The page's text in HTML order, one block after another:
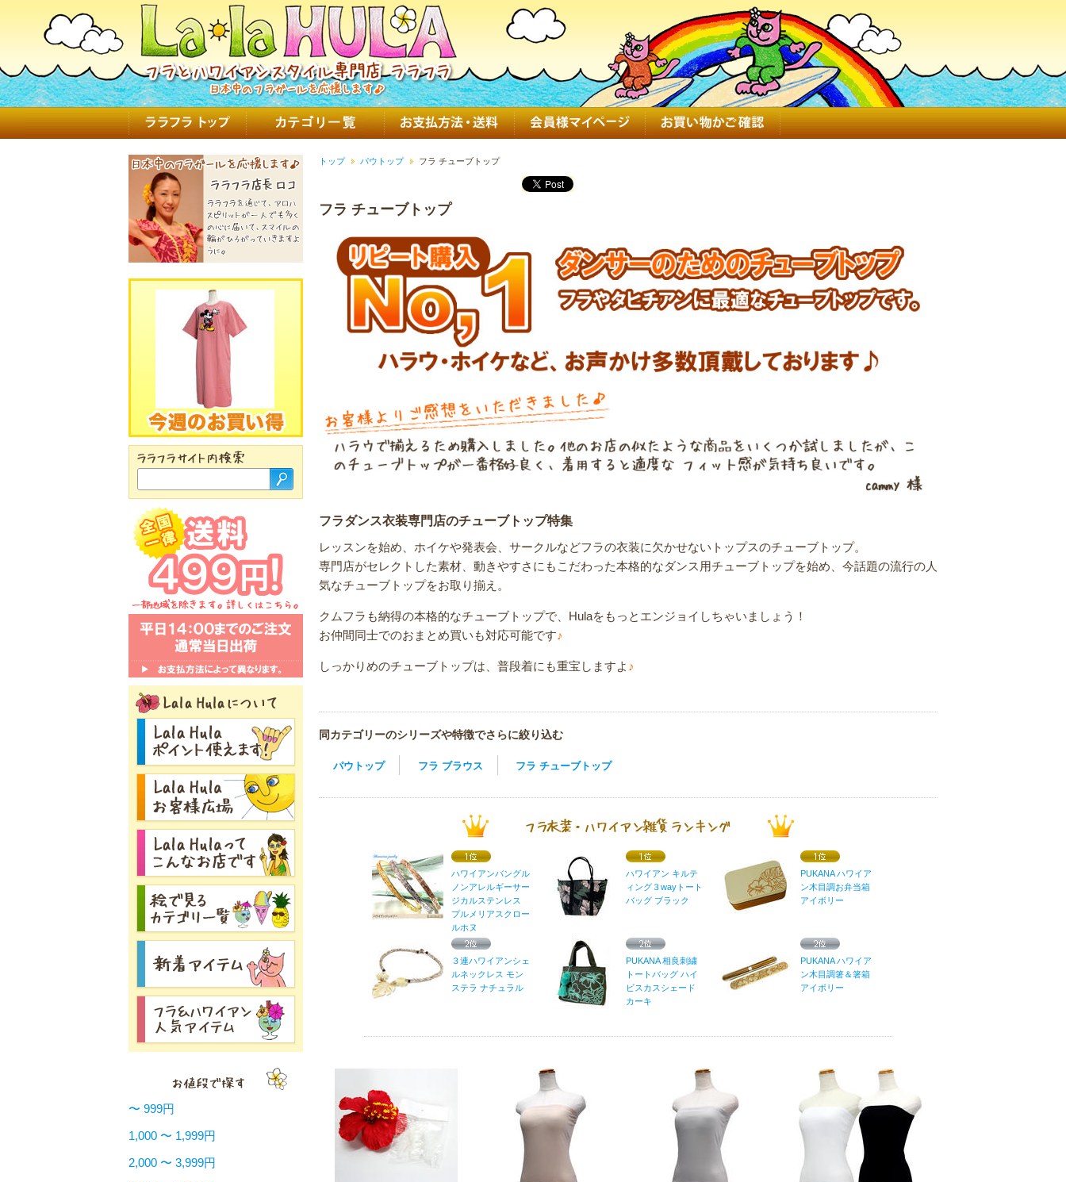
トップ パウトップ フラ チューブトップ
フラ チューブトップ
フラダンス衣装専門店のチューブトップ特集
レッスンを始め、ホイケや発表会、サークルなどフラの衣装に欠かせないトップスのチューブトップ。
専門店がセレクトした素材、動きやすさにもこだわった本格的なダンス用チューブトップを始め、今話題の流行の人
気なチューブトップをお取り揃え。
クムフラも納得の本格的なチューブトップで、Hulaをもっとエンジョイしちゃいましょう！
お仲間同士でのおまとめ買いも対応可能です♪
しっかりめのチューブトップは、普段着にも重宝しますよ ♪
同カテゴリーのシリーズや特徴でさらに絞り込む
パウトップ フラ ブラウス フラ チューブトップ
ハワイアンバングル
ノンアレルギーサー
ジカルステンレス
プルメリアスクロー
ルホヌ
３連ハワイアンシェ
ルネックレス モン
ステラ ナチュラル
ハワイアン キルテ
ィング３wayトート
バッグ ブラック
PUKANA 相良刺繍
トートバッグ ハイ
ビスカスシェード
カーキ
PUKANA ハワイア
ン木目調お弁当箱
アイボリー
PUKANA ハワイア
ン木目調箸＆箸箱
アイボリー
〜 999円
1,000 〜 1,999円
2,000 〜 3,999円